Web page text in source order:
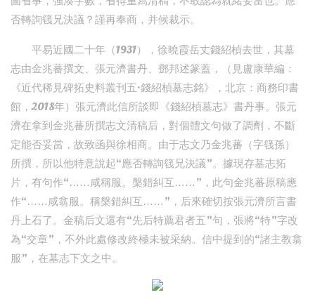
否轉詢篯兄決議？謹再奉商，并候裁示。
平易近國二十年（1931），徐曉霞岳丈錢紹楨去世，其墓
志由金兆蕃撰文、張元濟書丹、鄧邦述篆蓋，（見盧康華編：
《近代稀見碑拓史料叢刊五·錢紹楨墓志銘》，北京：商務印書
館，2018年）張元濟此信所談即《錢紹楨墓志》書丹事。張元
濟在拿到金兆蕃所撰志文清稿后，對個體文句做了調劑，不斷
定能否妥當，故致函與徐相商。由于志文乃金兆蕃（字篯孫）
所撰，所以他特意說起“應否轉詢篯兄決議”。據現存墓志拓
片，有句作“……咸稱服。槃錯糾互……”，此句金兆蕃原稿應
作“……咸翕服。稱槃錯糾互……”，后來確切按張元濟所言書
丹上石了。金稿后文還有“先后特薦君者五”句，張將“特”字改
為“交章”，不外此處修改終極未被采納。信中提到的“諸主教翕
服”，在墓志下文之中。